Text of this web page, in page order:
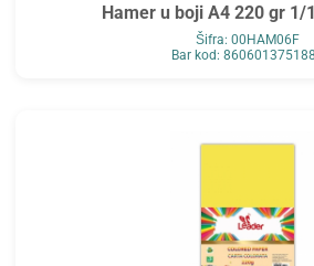
Hamer u boji A4 220 gr 1/
Šifra: 00HAM06F
Bar kod: